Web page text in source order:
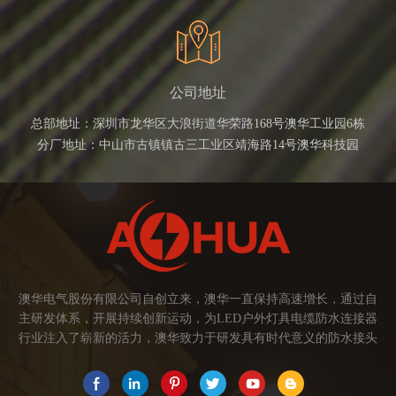
公司地址
总部地址：深圳市龙华区大浪街道华荣路168号澳华工业园6栋
分厂地址：中山市古镇镇古三工业区靖海路14号澳华科技园
澳华电气股份有限公司自创立来，澳华一直保持高速增长，通过自
主研发体系，开展持续创新运动，为LED户外灯具电缆防水连接器
行业注入了崭新的活力，澳华致力于研发具有时代意义的防水接头
物生长灯、高铁动车、养殖畜牧、水族设备、发热瓷砖、船舶、油